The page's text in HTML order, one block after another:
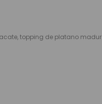
topping de platano madur